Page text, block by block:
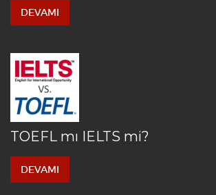
DEVAMI
TOEFL mı IELTS mi?
DEVAMI